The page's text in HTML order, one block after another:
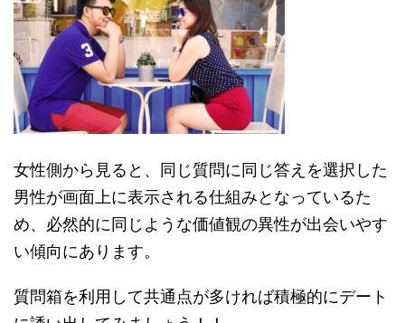
女性側から見ると、同じ質問に同じ答えを選択した
男性が画面上に表示される仕組みとなっているた
め、必然的に同じような価値観の異性が出会いやす
い傾向にあります。
質問箱を利用して共通点が多ければ積極的にデート